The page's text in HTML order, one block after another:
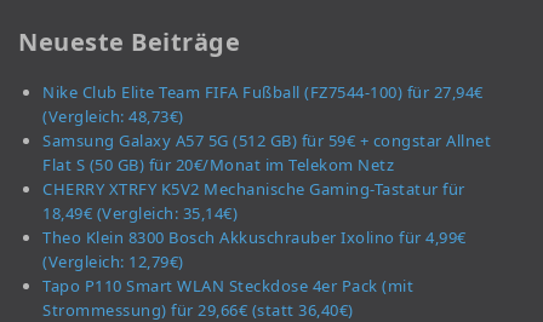
Neueste Beiträge
Nike Club Elite Team FIFA Fußball (FZ7544-100) für 27,94€
(Vergleich: 48,73€)
Samsung Galaxy A57 5G (512 GB) für 59€ + congstar Allnet
Flat S (50 GB) für 20€/Monat im Telekom Netz
CHERRY XTRFY K5V2 Mechanische Gaming-Tastatur für
18,49€ (Vergleich: 35,14€)
Theo Klein 8300 Bosch Akkuschrauber Ixolino für 4,99€
(Vergleich: 12,79€)
Tapo P110 Smart WLAN Steckdose 4er Pack (mit
Strommessung) für 29,66€ (statt 36,40€)